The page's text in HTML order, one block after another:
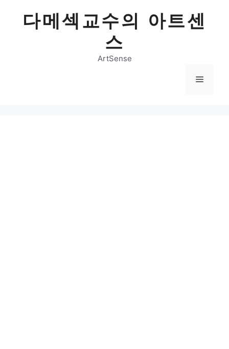
다메섹교수의 아트센
스
ArtSense
Menu